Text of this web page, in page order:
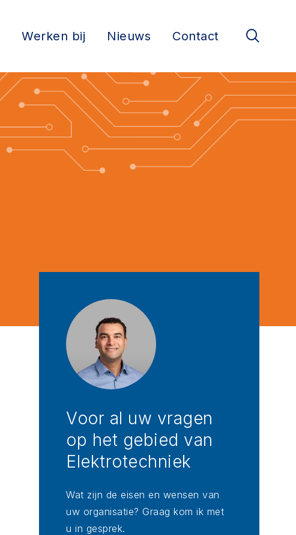
Werken bij Nieuws Contact
Voor al uw vragen
op het gebied van
Elektrotechniek
Wat zijn de eisen en wensen van
uw organisatie? Graag kom ik met
u in gesprek.